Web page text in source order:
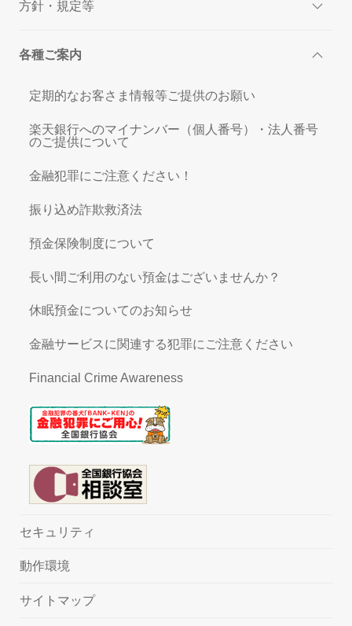
方針・規定等
各種ご案内
定期的なお客さま情報等ご提供のお願い
楽天銀行へのマイナンバー（個人番号）・法人番号
のご提供について
金融犯罪にご注意ください！
振り込め詐欺救済法
預金保険制度について
長い間ご利用のない預金はございませんか？
休眠預金についてのお知らせ
金融サービスに関連する犯罪にご注意ください
Financial Crime Awareness
セキュリティ
動作環境
サイトマップ